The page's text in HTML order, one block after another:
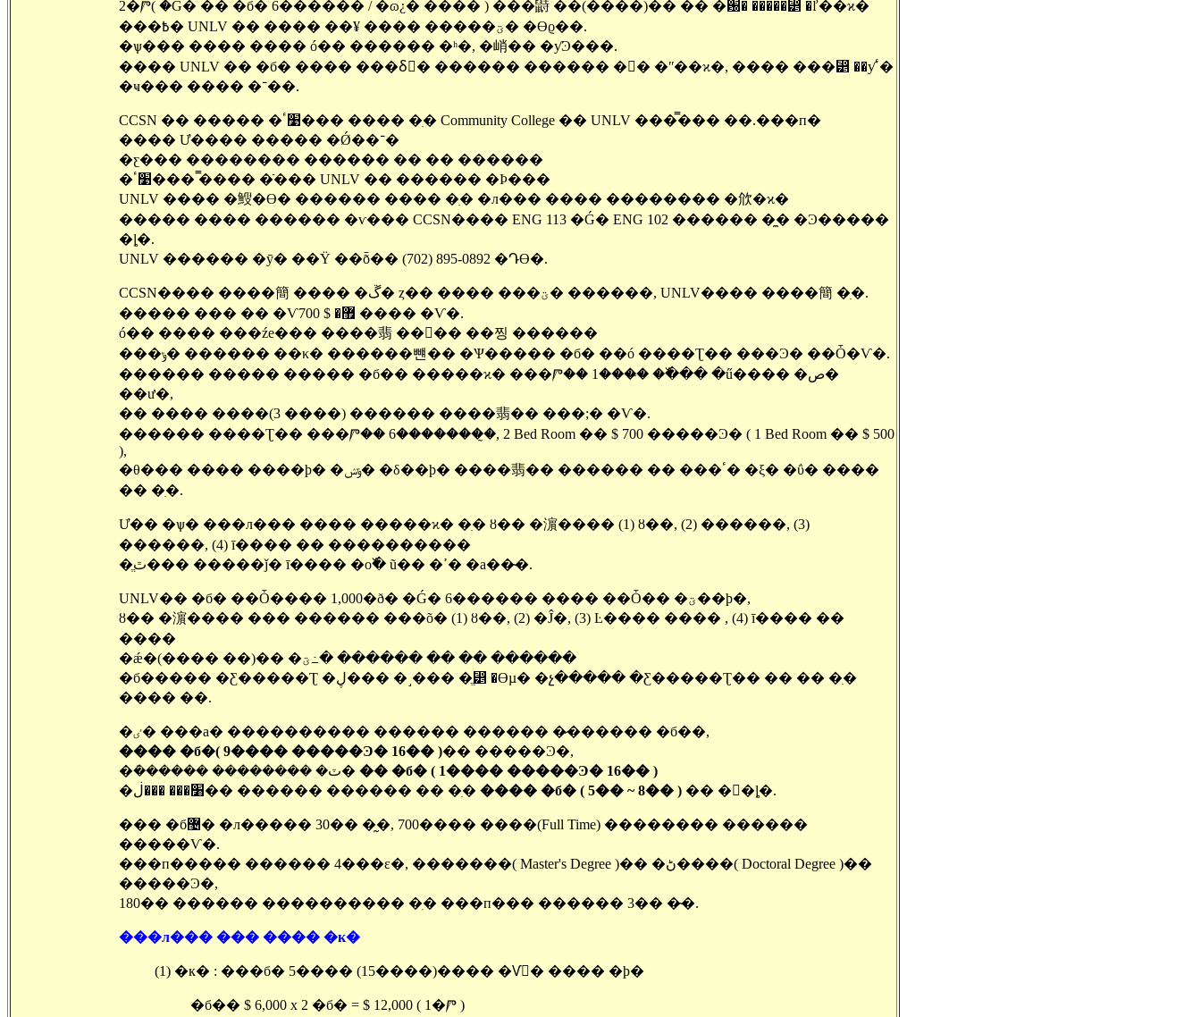
2�Ⱓ( �Ǵ� �� �б� 6������ / �ɷ¿� ���� ) ���鼭 ��(����)�� �� �԰� �����⵵ �ľ��ϰ�
���߿� UNLV �� ���� ��¥ ���� �����ؾ� �ϴϱ��.
�ѱ��� ���� ���� ó�� ������ �ʰ�, �峭�� �ƴϿ���.
���� UNLV �� �б� ���� ���δٰ� ������ ������ �󸶳� �ʺ��ϰ�, ���� ���⵵ ��ƴٴ�
�ҹ��� ���� �־��.
CCSN �� ����� �׹ٴ��� ���� �ִ� Community College �� UNLV ���̿��� ��.���п�
���� Ư���� ����� �Ǿ��־�
�ƹ��� �������� ������ �� �� ������
�׹ٴ��� �̿��� �ֿ��� UNLV �� ������ �Ϸ���
UNLV ���� �䱸�ϴ� ������ ���� �ִ� �л��� ���� �������� �㰡�ϰ�
����� ���� ������ �ѵ��� CCSN���� ENG 113 �Ǵ� ENG 102 ������ �̼� �Ͽ�����
�ȴ�.
UNLV ������ �ȳ� ��Ÿ ��ȭ�� (702) 895-0892 �Դϴ�.
CCSN���� ����簡 ���� �ڱ� ȥ�� ���� ���ؾ� ������, UNLV���� ����簡 �ִ�.
����� ��� �� �Ѵ޿� $ 700 ���� �Ѵ�.
ó�� ���� ���źе��� ����翡 ���� ��찡 ������
���ݸ� ������ ��κ� ������뺸�� �Ѱ����� �б� ��ó ����Ʈ�� ���Ͽ� ��Ȱ�Ѵ�.
������ ����� ����� �б�� �����ϰ� ���Ⱓ�� 1���̶� �߰��� �ű���� �ص�
��ư�,
�� ���� ����(3 ����) ������ ����翡�� ���;� �Ѵ�.
������ ����Ʈ�� ���Ⱓ�� 6�������̰�, 2 Bed Room �� $ 700 �����Ͽ� ( 1 Bed Room �� $ 500
),
�θ��� ���� ����ϸ� �ݹݾ� �δ��ϸ� ����翡�� ������ �� ���ٴ� �ξ� �ΰ� ����
�� �ִ�.
Ư�� �ѱ� ���л��� ���� �����ϰ� �ִ� ȣ�� �濵���� (1) ȣ��, (2) ������, (3)
������, (4) ī���� �� ����������
�ֱٿ��� �����ǰ� ī���� �о߰� ũ�� �ߴ� �а��̴�.
UNLV�� �б� ��Ȱ���� 1,000�ð� �Ǵ� 6������ ���� ��Ȱ�� �ؾ��ϸ�,
ȣ�� �濵���� ��� ������ ���õ� (1) ȣ��, (2) �Ĵ�, (3) Ŀ���� ���� , (4) ī���� ��
����
�ǽ�(���� ��)�� �ؾ߸� ������ �� �� ������
�б����� �Ƹ�����Ʈ �ڸ��� �˼��� �ֱ⵵ �ϴµ� �չ����� �Ƹ�����Ʈ�� �� �� �ִ�
���� �̴�.
�ٸ� ���а� ���������� ������ ������ �̷������ �б��,
���� �б�( 9���� �����Ͽ� 16�� )�� �����Ͽ�,
�ܿ������ �������� �ٽ� �� �б� ( 1���� �����Ͽ� 16�� )
�׸��� ���ڶ�� ������ ������ �� �ִ� ���� �б� ( 5�� ~ 8�� ) �� ��ȴ�.
��� �б޴� �л����� 30�� �̰�, 700���� ����(Full Time) �������� ������
�����Ѵ�.
���п����� ������ 4���ε�, �������( Master's Degree )�� �ڻ����( Doctoral Degree )��
�����Ͽ�,
180�� ������ ���������� �ִ� ���п��� ������ 3�� �̴�.
���л��� ��� ���� �к�
(1) �к� : ���б� 5���� (15����)���� �Ѵٰ� ���� �ϸ�
�б�� $ 6,000 x 2 �б� = $ 12,000 ( 1�Ⱓ )